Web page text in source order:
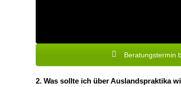
Beratungstermin
2. Was sollte ich über Auslandspraktika